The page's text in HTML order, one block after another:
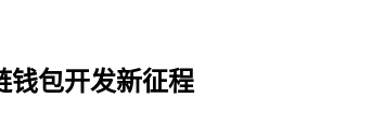
钱包开发新征程